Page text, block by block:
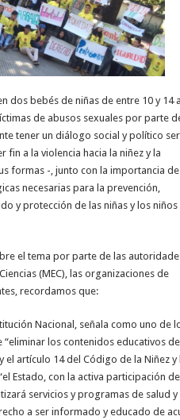
dos bebés de niñas de entre 10 y 14
de abusos sexuales por parte
tener un diálogo social y político
fin a la violencia hacia la niñez y la
formas -, junto con la importancia
necesarias para la prevención,
y protección de las niñas y los niños
el tema por parte de las
(MEC), las organizaciones de
recordamos que:
Nacional, señala como uno de
“eliminar los contenidos educativos de
el artículo 14 del Código de la Niñez y
Estado, con la activa participación
servicios y programas de salud
a ser informado y educado de